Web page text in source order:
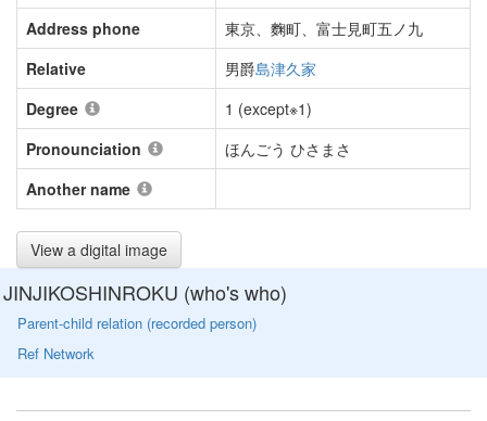
Address phone
東京、麴町、富士見町五ノ九
Relative
男爵島津久家
Degree
1 (except※1)
Pronounciation
ほんごう ひさまさ
Another name
View a digital image
JINJIKOSHINROKU (who's who)
Parent-child relation (recorded person)
Ref Network